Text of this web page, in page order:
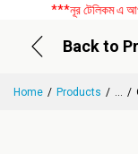
***নূর টেলিকম এ
Back to
Home Products ...